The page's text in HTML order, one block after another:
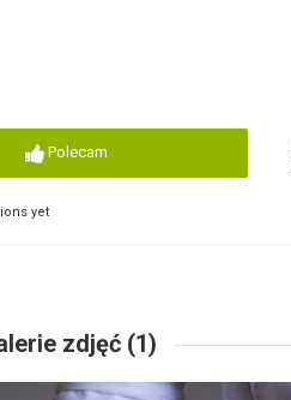
Polecam
yet
zdjęć (1)